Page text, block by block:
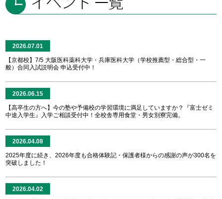
2026.07.01
【京都校】7/5 大阪医科薬科大学・兵庫医科大学（学校推薦型・総合型・一
般）合同入試説明会 申込受付中！
2026.06.15
【高卒生の方へ】今の塾や予備校の学習環境に満足していますか？『富士ゼミ
中途入学生』入学ご相談受付中！全校舎専用食堂・男女別寮完備。
2026.04.08
2025年度に続き、2026年度も合格体験記・保護者様からの感謝の声が300名を
突破しました！
2026.04.02